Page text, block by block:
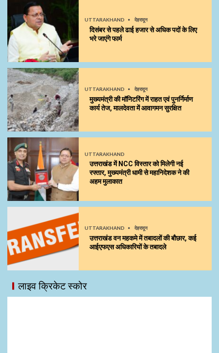
UTTARAKHAND देहरादून
दिसंबर से पहले ढाई हजार से अधिक पदों के लिए
भरे जाएंगे फार्म
UTTARAKHAND देहरादून
मुख्यमंत्री की मॉनिटरिंग में राहत एवं पुनर्निर्माण
कार्य तेज, मालदेवता में आवागमन सुरक्षित
UTTARAKHAND
उत्तराखंड में NCC विस्तार को मिलेगी नई
रफ्तार, मुख्यमंत्री धामी से महानिदेशक ने की
अहम मुलाकात
UTTARAKHAND देहरादून
उत्तराखंड वन महकमे में तबादलों की बौछार, कई
आईएफएस अधिकारियों के तबादले
लाइव क्रिकेट स्कोर